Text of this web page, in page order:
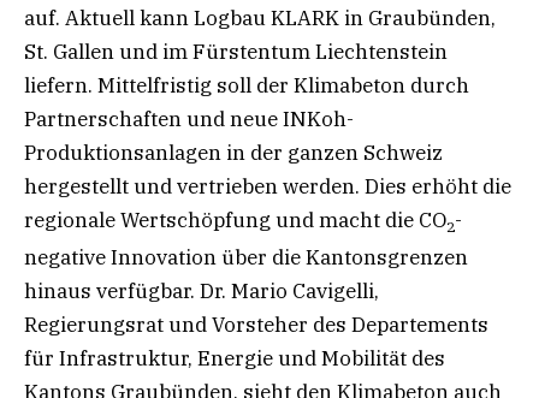
auf. Aktuell kann Logbau KLARK in Graubünden,
St. Gallen und im Fürstentum Liechtenstein
liefern. Mittelfristig soll der Klimabeton durch
Partnerschaften und neue INKoh-
Produktionsanlagen in der ganzen Schweiz
hergestellt und vertrieben werden. Dies erhöht die
regionale Wertschöpfung und macht die CO2-
negative Innovation über die Kantonsgrenzen
hinaus verfügbar. Dr. Mario Cavigelli,
Regierungsrat und Vorsteher des Departements
für Infrastruktur, Energie und Mobilität des
Kantons Graubünden, sieht den Klimabeton auch